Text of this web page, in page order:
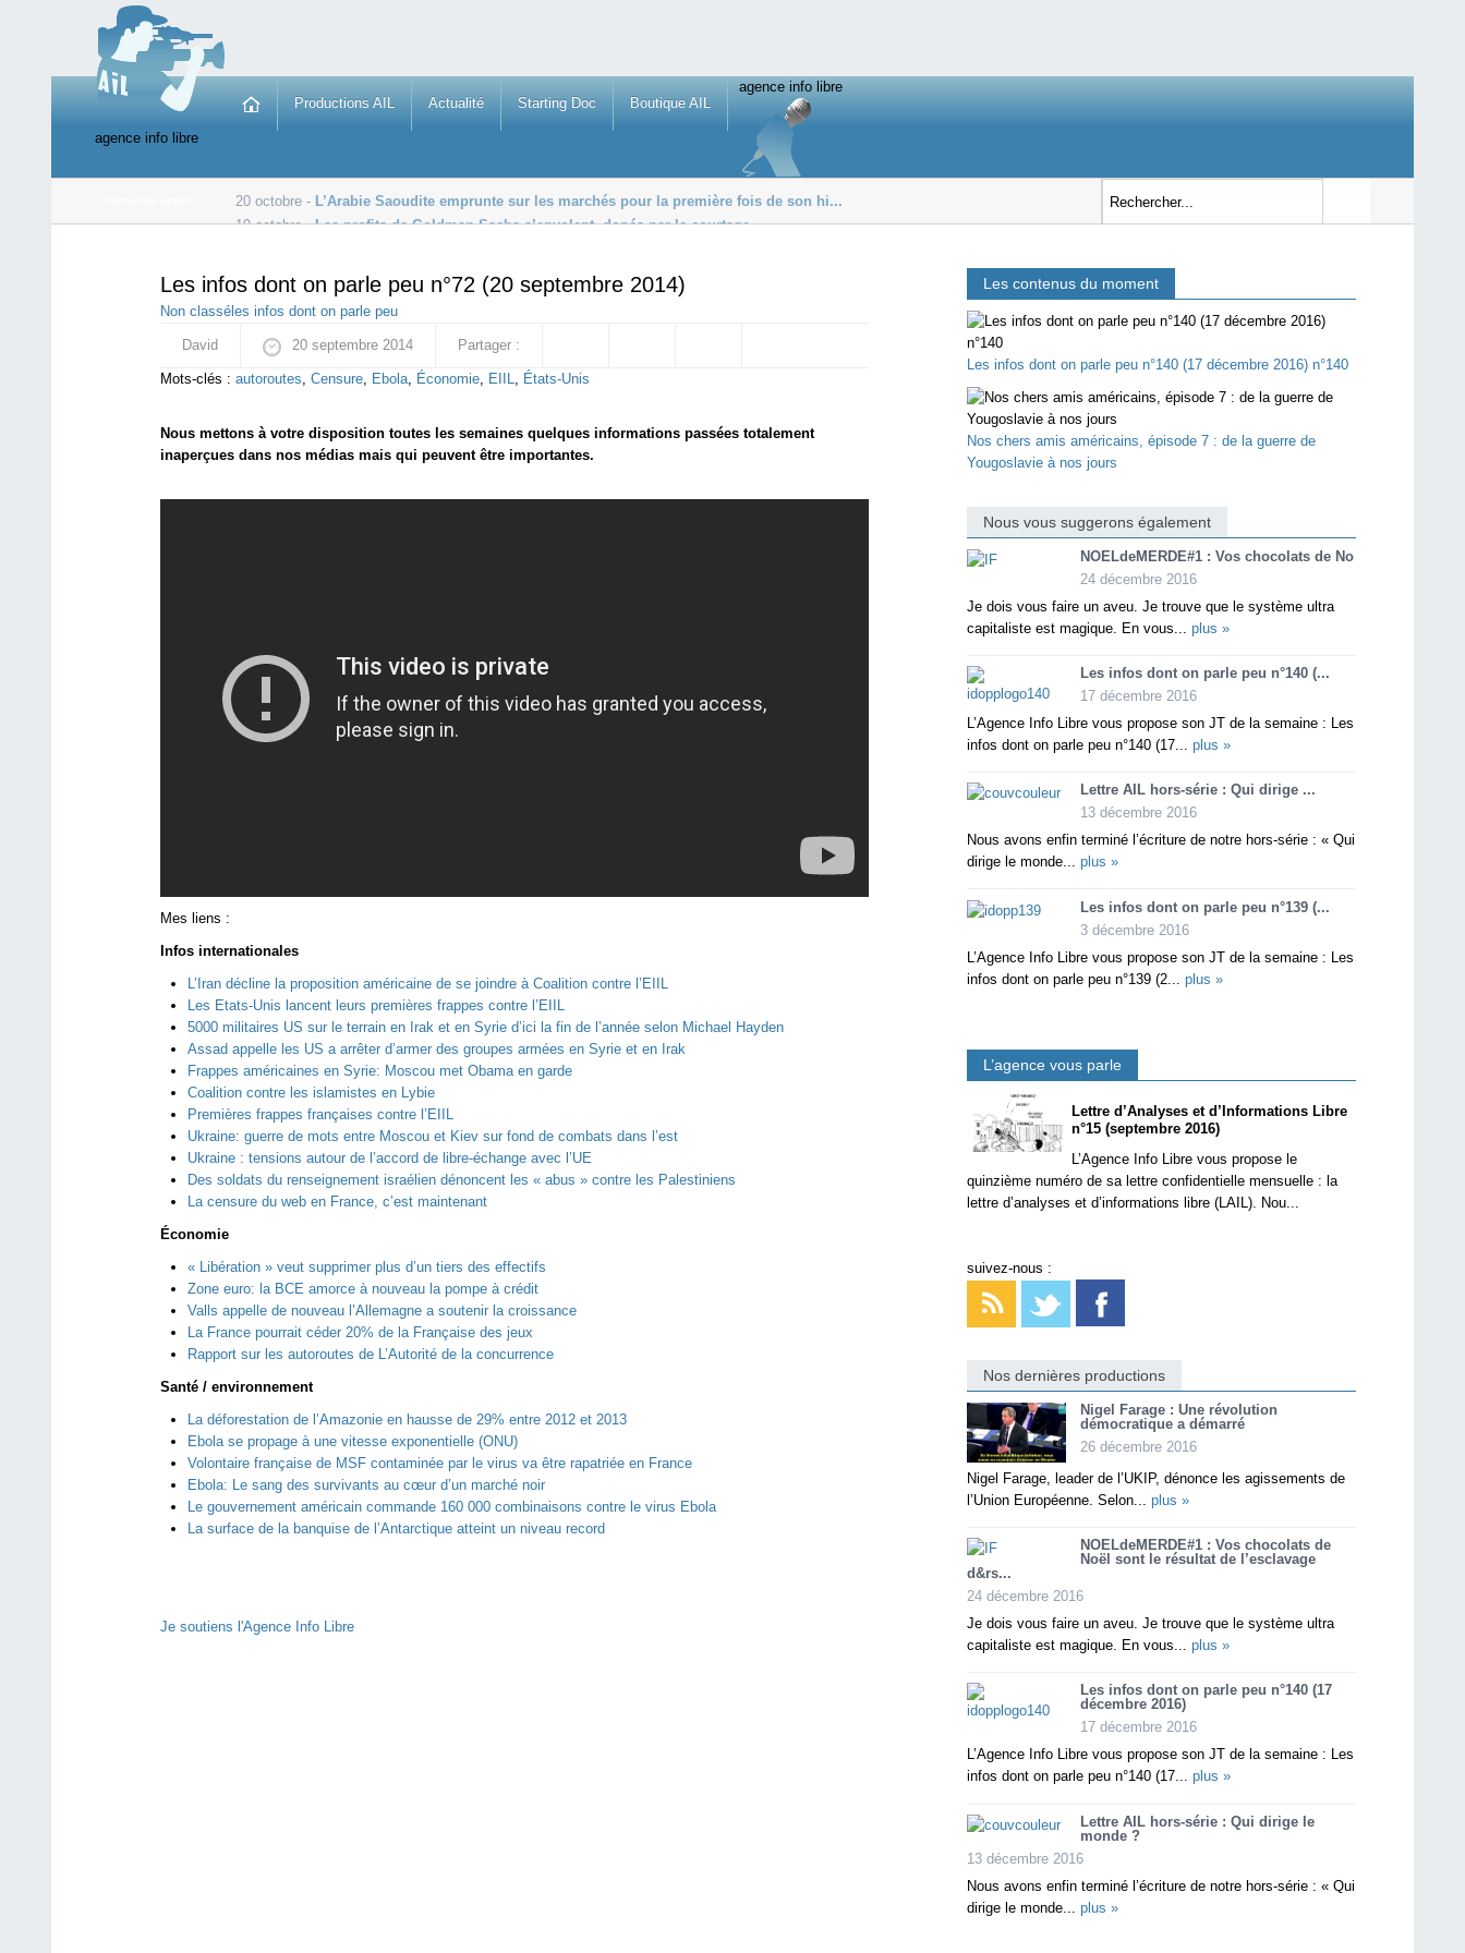
agence info libre
Productions AIL Actualité Starting Doc Boutique AIL
agence info libre
20 octobre - L’Arabie Saoudite emprunte sur les marchés pour la première fois de son hi...
19 octobre -Les profits de Goldman Sachs s’envolent, dopés par le courtage
Les infos dont on parle peu n°72 (20 septembre 2014)
Non classé les infos dont on parle peu
David 20 septembre 2014 Partager :
Mots-clés : autoroutes, Censure, Ebola, Économie, EIIL, États-Unis
Nous mettons à votre disposition toutes les semaines quelques informations passées totalement
inaperçues dans nos médias mais qui peuvent être importantes.
Mes liens :
Infos internationales
L’Iran décline la proposition américaine de se joindre à Coalition contre l’EIIL
Les Etats-Unis lancent leurs premières frappes contre l’EIIL
5000 militaires US sur le terrain en Irak et en Syrie d’ici la fin de l’année selon Michael Hayden
Assad appelle les US a arrêter d’armer des groupes armées en Syrie et en Irak
Frappes américaines en Syrie: Moscou met Obama en garde
Coalition contre les islamistes en Lybie
Premières frappes françaises contre l’EIIL
Ukraine: guerre de mots entre Moscou et Kiev sur fond de combats dans l’est
Ukraine : tensions autour de l’accord de libre-échange avec l’UE
Des soldats du renseignement israélien dénoncent les « abus » contre les Palestiniens
La censure du web en France, c’est maintenant
Économie
« Libération » veut supprimer plus d’un tiers des effectifs
Zone euro: la BCE amorce à nouveau la pompe à crédit
Valls appelle de nouveau l’Allemagne a soutenir la croissance
La France pourrait céder 20% de la Française des jeux
Rapport sur les autoroutes de L’Autorité de la concurrence
Santé / environnement
La déforestation de l’Amazonie en hausse de 29% entre 2012 et 2013
Ebola se propage à une vitesse exponentielle (ONU)
Volontaire française de MSF contaminée par le virus va être rapatriée en France
Ebola: Le sang des survivants au cœur d’un marché noir
Le gouvernement américain commande 160 000 combinaisons contre le virus Ebola
La surface de la banquise de l’Antarctique atteint un niveau record
Je soutiens l'Agence Info Libre
Les contenus du moment
Les infos dont on parle peu n°140 (17 décembre 2016) n°140
Nos chers amis américains, épisode 7 : de la guerre de
Yougoslavie à nos jours
Nous vous suggerons également
NOELdeMERDE#1 : Vos chocolats de No
24 décembre 2016
Je dois vous faire un aveu. Je trouve que le système ultra
capitaliste est magique. En vous... plus »
Les infos dont on parle peu n°140 (...
17 décembre 2016
L’Agence Info Libre vous propose son JT de la semaine : Les
infos dont on parle peu n°140 (17... plus »
Lettre AIL hors-série : Qui dirige ...
13 décembre 2016
Nous avons enfin terminé l’écriture de notre hors-série : « Qui
dirige le monde... plus »
Les infos dont on parle peu n°139 (...
3 décembre 2016
L’Agence Info Libre vous propose son JT de la semaine : Les
infos dont on parle peu n°139 (2... plus »
L’agence vous parle
Lettre d’Analyses et d’Informations Libre
n°15 (septembre 2016)
L’Agence Info Libre vous propose le
quinzième numéro de sa lettre confidentielle mensuelle : la
lettre d’analyses et d’informations libre (LAIL). Nou...
suivez-nous :
Nos dernières productions
Nigel Farage : Une révolution
démocratique a démarré
26 décembre 2016
Nigel Farage, leader de l’UKIP, dénonce les agissements de
l’Union Européenne. Selon... plus »
NOELdeMERDE#1 : Vos chocolats de
Noël sont le résultat de l’esclavage
d&rs...
24 décembre 2016
Je dois vous faire un aveu. Je trouve que le système ultra
capitaliste est magique. En vous... plus »
Les infos dont on parle peu n°140 (17
décembre 2016)
17 décembre 2016
L’Agence Info Libre vous propose son JT de la semaine : Les
infos dont on parle peu n°140 (17... plus »
Lettre AIL hors-série : Qui dirige le
monde ?
13 décembre 2016
Nous avons enfin terminé l’écriture de notre hors-série : « Qui
dirige le monde... plus »